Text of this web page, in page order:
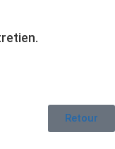
Retour